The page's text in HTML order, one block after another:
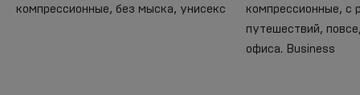
компрессионные, без мыска, унисекс
компрессионные, с
путешествий,
офиса. Business